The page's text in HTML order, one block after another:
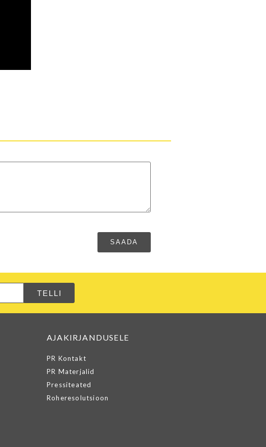
AJAKIRJANDUSELE
PR Kontakt
PR Materjalid
Pressiteated
Roheresolutsioon